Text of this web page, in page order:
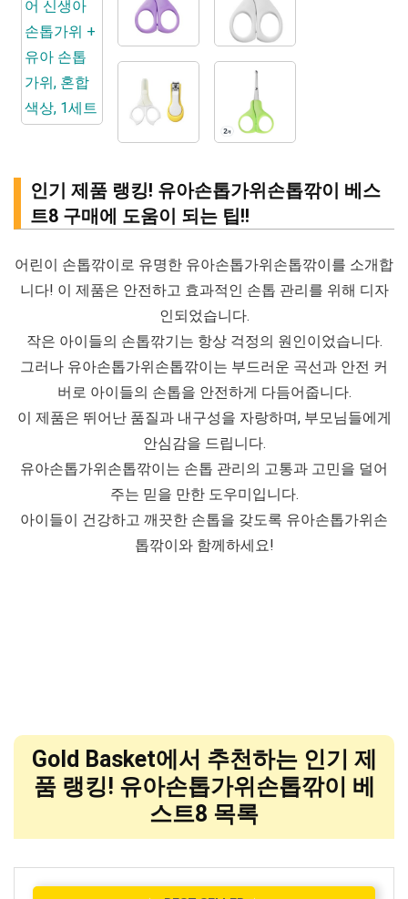
인기 제품 랭킹! 유아손톱가위손톱깎이 베스
트8 구매에 도움이 되는 팁!!
어린이 손톱깎이로 유명한 유아손톱가위손톱깎이를 소개합
니다! 이 제품은 안전하고 효과적인 손톱 관리를 위해 디자
인되었습니다.
작은 아이들의 손톱깎기는 항상 걱정의 원인이었습니다.
그러나 유아손톱가위손톱깎이는 부드러운 곡선과 안전 커
버로 아이들의 손톱을 안전하게 다듬어줍니다.
이 제품은 뛰어난 품질과 내구성을 자랑하며, 부모님들에게
안심감을 드립니다.
유아손톱가위손톱깎이는 손톱 관리의 고통과 고민을 덜어
주는 믿을 만한 도우미입니다.
아이들이 건강하고 깨끗한 손톱을 갖도록 유아손톱가위손
톱깎이와 함께하세요!
Gold Basket에서 추천하는 인기 제
품 랭킹! 유아손톱가위손톱깎이 베
스트8 목록